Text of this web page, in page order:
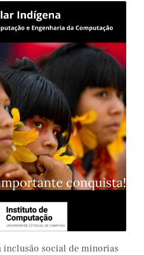
inclusão social de minorias